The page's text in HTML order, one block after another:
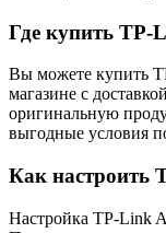
Где купить TP-
Вы можете купить
магазине с
оригинальную
выгодные условия
Как настроить
Настройка TP-Link